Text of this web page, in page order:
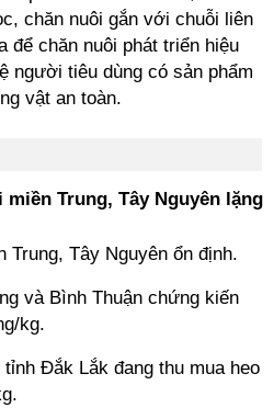
chăn nuôi gắn với chuỗi liên
để chăn nuôi phát triển hiệu
người tiêu dùng có sản phẩm
vật an toàn.
Trung, Tây Nguyên lặng
Tây Nguyên ổn định.
và Bình Thuận chứng kiến
kg.
Đắk Lắk đang thu mua heo